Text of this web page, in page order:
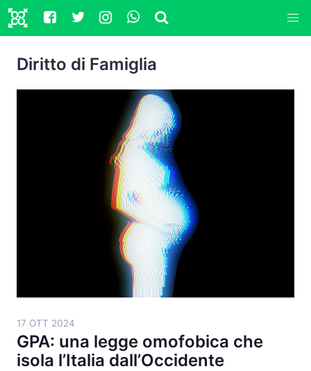
Diritto di Famiglia
17 OTT 2024
GPA: una legge omofobica che
isola l’Italia dall’Occidente